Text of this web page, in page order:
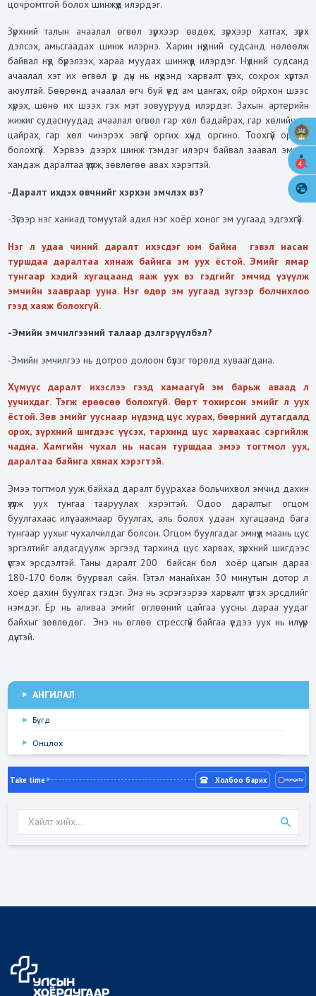
цочромтгой болох шинжүүд илэрдэг.
Зүрхний талын ачаалал өгвөл зүрхээр өвдөх, зүрхээр хатгах, зүрх
дэлсэх, амьсгаадах шинж илэрнэ. Харин нүдний судсанд нөлөөлж
байвал нүд бүрэлзэх, хараа муудах шинжүүд илэрдэг. Нүдний судсанд
ачаалал хэт их өгвөл үр дүн нь нүдэнд харвалт үүсэх, сохрох хүртэл
аюултай. Бөөрөнд ачаалал өгч буй үед ам цангах, ойр ойрхон шээс
хүрэх, шөнө их шээх гэх мэт зовуурууд илэрдэг. Захын артерийн
жижиг судаснуудад ачаалал өгвөл гар хөл бадайрах, гар хөлийн үзүүр
цайрах, гар хөл чинэрэх эвгүй оргих хүнд оргино. Тоохгүй орхиж
болохгүй. Хэрвээ дээрх шинж тэмдэг илэрч байвал заавал эмчид
хандаж даралтаа үзүүлж, зөвлөгөө авах хэрэгтэй.
-Даралт ихдэх өвчнийг хэрхэн эмчлэх вэ?
-Зүгээр нэг ханиад томуутай адил нэг хоёр хоног эм уугаад эдгэхгүй.
Нэг л удаа чиний даралт ихэсдэг юм байна гэвэл насан
туршдаа даралтаа хянаж байнга эм уух ёстой. Эмийг ямар
тунгаар хэдий хугацаанд яаж уух вэ гэдгийг эмчид үзүүлж
эмчийн заавраар ууна. Нэг өдөр эм уугаад зүгээр болчихлоо
гээд хаяж болохгүй.
-Эмийн эмчилгээний талаар дэлгэрүүлбэл?
-Эмийн эмчилгээ нь дотроо долоон бүлэг төрөлд хуваагдана.
Хүмүүс даралт ихэслээ гээд хамаагүй эм барьж аваад л
уучихдаг. Тэгж ерөөсөө болохгүй. Өөрт тохирсон эмийг л уух
ёстой. Зөв эмийг ууснаар нүдэнд цус хурах, бөөрний дутагдалд
орох, зүрхний шигдээс үүсэх, тархинд цус харвахаас сэргийлж
чадна. Хамгийн чухал нь насан туршдаа эмээ тогтмол уух,
даралтаа байнга хянах хэрэгтэй.
Эмээ тогтмол ууж байхад даралт буурахаа больчихвол эмчид дахин
үзүүлж уух тунгаа тааруулах хэрэгтэй. Одоо даралтыг огцом
буулгахаас илүү аажмаар буулгах, аль болох удаан хугацаанд бага
тунгаар уухыг чухалчилдаг болсон. Огцом буулгадаг эмнүүд маань цус
эргэлтийг алдагдуулж эргээд тархинд цус харвах, зүрхний шигдээс
үүсгэх эрсдэлтэй. Таны даралт 200 байсан бол хоёр цагын дараа
180-170 болж буурвал сайн. Гэтэл манайхан 30 минутын дотор л
хоёр дахин буулгах гэдэг. Энэ нь эсрэгээрээ харвалт үүсгэх эрсдлийг
нэмдэг. Ер нь аливаа эмийг өглөөний цайгаа уусны дараа уудаг
байхыг зөвлөдөг. Энэ нь өглөө стрессгүй байгаа үедээ уух нь илүү үр
дүнтэй.
АНГИЛАЛ
Бүгд
Онцлох
Take time Холбоо барих
4